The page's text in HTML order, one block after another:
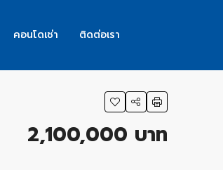
คอนโดเช่า ติดต่อเรา
2,100,000 บาท